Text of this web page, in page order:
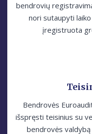
bendrovių
nori sutaupyti
įregistruota
Bendrovės
išspręsti teisinius su
bendrovės